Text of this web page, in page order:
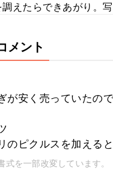
えたらできあがり。
メント
が安く売っていたの
のピクルスを加える
を一部改変しています。